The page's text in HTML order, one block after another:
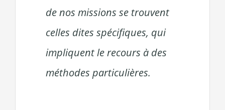
de nos missions se trouvent
celles dites spécifiques, qui
impliquent le recours à des
méthodes particulières.